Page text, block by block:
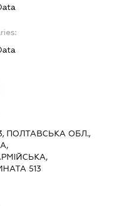
ПОЛТАВСЬКА ОБЛ.,
513